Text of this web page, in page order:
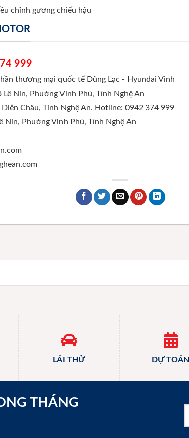
chỉnh gương chiếu hậu
999
thương mại quốc tế Dũng Lạc - Hyundai Vinh
Nin, Phường Vinh Phú, Tỉnh Nghệ An
Diễn Châu, Tỉnh Nghệ An. Hotline: 0942 374 999
Nin, Phường Vinh Phú, Tỉnh Nghệ An
LÁI THỬ DỰ TOÁN
THÁNG